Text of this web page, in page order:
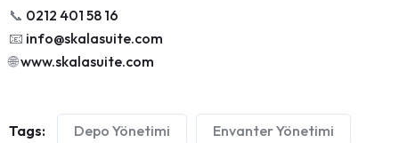
📞 0212 401 58 16
📧 info@skalasuite.com
🌐www.skalasuite.com
Tags: Depo Yönetimi Envanter Yönetimi